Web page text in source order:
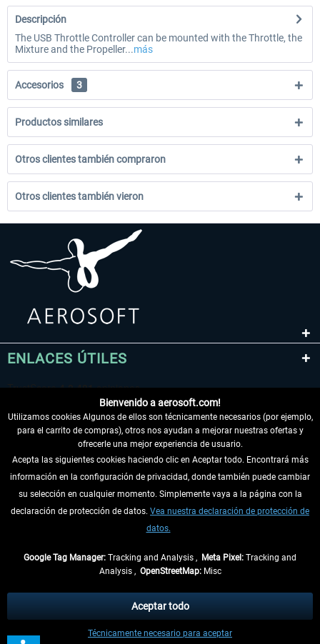
Descripción
The USB Throttle Controller can be mounted with the Throttle, the
Mixture and the Propeller...más
Accesorios 3
Productos similares
Otros clientes también compraron
Otros clientes también vieron
ENLACES ÚTILES
DESISTIR DEL CONTRATO
INFORMACIÓN
tasas de recepción si no se describe lo contrario
** De aplicación a envíos dentro de Alemania. Los plazos de envío para los
demás países se pueden consultar en lainformación de envío
Bienvenido a aerosoft.com!
Utilizamos cookies Algunos de ellos son técnicamente necesarios (por ejemplo,
para el carrito de compras), otros nos ayudan a mejorar nuestras ofertas y
ofrecerle una mejor experiencia de usuario.
Acepta las siguientes cookies haciendo clic en Aceptar todo. Encontrará más
información en la configuración de privacidad, donde también puede cambiar
su selección en cualquier momento. Simplemente vaya a la página con la
declaración de protección de datos. Vea nuestra declaración de protección de
datos.
Google Tag Manager: Tracking and Analysis , Meta Pixel: Tracking and
Analysis , OpenStreetMap:Misc
Técnicamente necesario para aceptar
Aceptar todo